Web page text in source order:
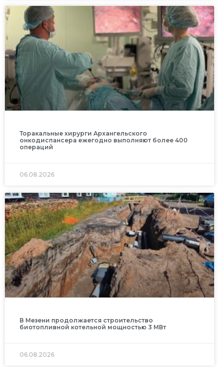
Торакальные хирурги Архангельского
онкодиспансера ежегодно выполняют более 400
операций
06.08.2026
В Мезени продолжается строительство
биотопливной котельной мощностью 3 МВт
06.08.2026